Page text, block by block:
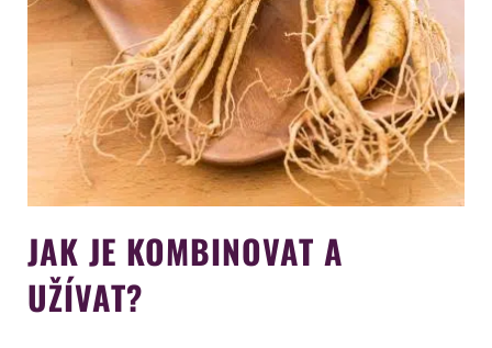
JAK JE KOMBINOVAT A
UŽÍVAT?